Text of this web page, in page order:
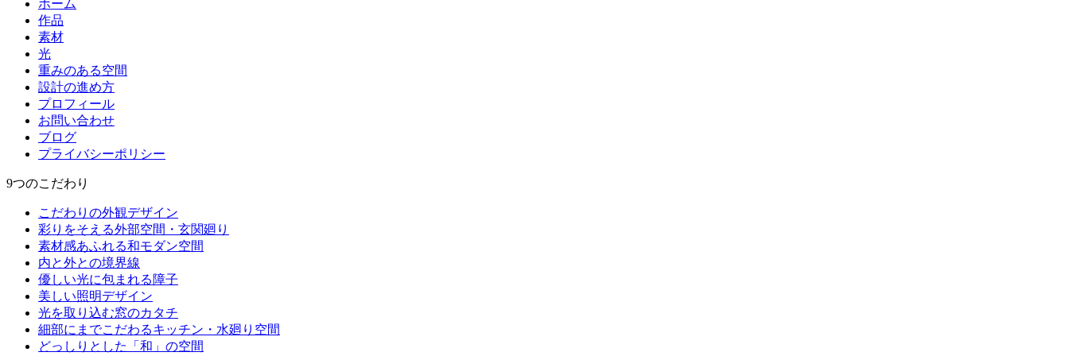
ホーム
作品
素材
光
重みのある空間
設計の進め方
プロフィール
お問い合わせ
ブログ
プライバシーポリシー
9つのこだわり
こだわりの外観デザイン
彩りをそえる外部空間・玄関廻り
素材感あふれる和モダン空間
内と外との境界線
優しい光に包まれる障子
美しい照明デザイン
光を取り込む窓のカタチ
細部にまでこだわるキッチン・水廻り空間
どっしりとした「和」の空間